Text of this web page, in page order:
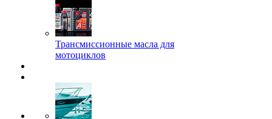
Трансмиссионные масла для
мотоциклов